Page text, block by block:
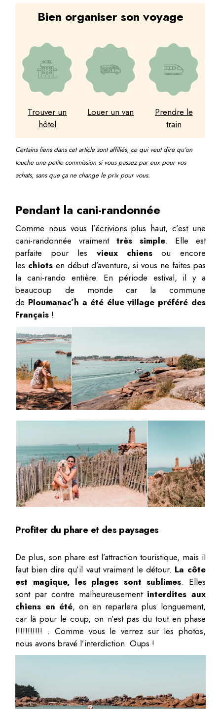
Bien organiser son voyage
Trouver un
hôtel
Louer un van
Prendre le
train
Certains liens dans cet article sont affiliés, ce qui veut dire qu’on
touche une petite commission si vous passez par eux pour vos
achats, sans que ça ne change le prix pour vous.
Pendant la cani-randonnée
Comme nous vous l’écrivions plus haut, c’est une
cani-randonnée vraimenttrès simple. Elle est
parfaite pour les vieux chiensou encore
les chiots en début d’aventure, si vous ne faites pas
la cani-rando entière. En période estival, il y a
beaucoup de monde car la commune
de Ploumanac’h a été élue village préféré des
Français !
Profiter du phare et des paysages
De plus, son phare est l’attraction touristique, mais il
faut bien dire qu’il vaut vraiment le détour. La côte
est magique, les plages sont sublimes. Elles
sont par contre malheureusementinterdites aux
chiens en été, on en reparlera plus longuement,
car là pour le coup, on n’est pas du tout en phase
!!!!!!!!!!! . Comme vous le verrez sur les photos,
nous avons bravé l’interdiction. Oups !